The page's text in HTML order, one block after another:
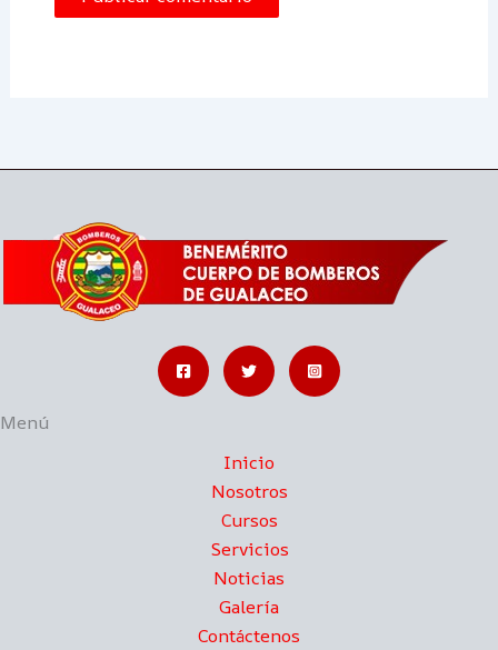
Menú
Inicio
Nosotros
Cursos
Servicios
Noticias
Galería
Contáctenos